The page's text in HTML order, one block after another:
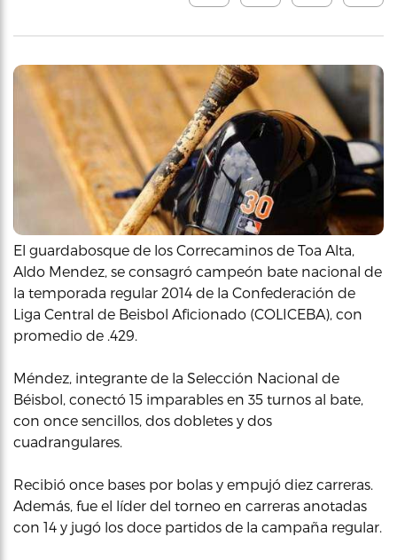
El guardabosque de los Correcaminos de Toa Alta,
Aldo Mendez, se consagró campeón bate nacional de
la temporada regular 2014 de la Confederación de
Liga Central de Beisbol Aficionado (COLICEBA), con
promedio de .429.
Méndez, integrante de la Selección Nacional de
Béisbol, conectó 15 imparables en 35 turnos al bate,
con once sencillos, dos dobletes y dos
cuadrangulares.
Recibió once bases por bolas y empujó diez carreras.
Además, fue el líder del torneo en carreras anotadas
con 14 y jugó los doce partidos de la campaña regular.